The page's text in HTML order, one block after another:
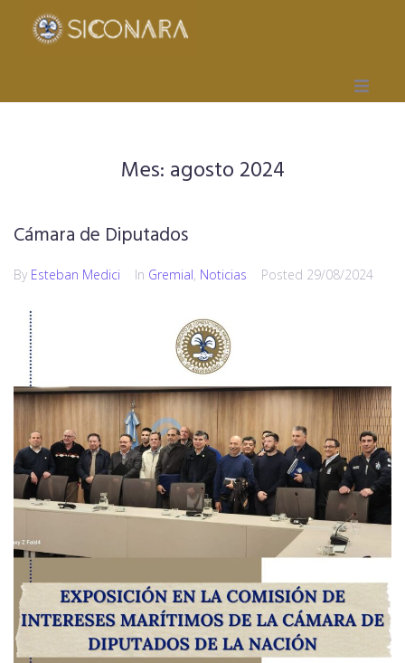
Mutual
Noticias
Contacto
Mes: agosto 2024
Cámara de Diputados
By Esteban Medici In Gremial, Noticias Posted 29/08/2024